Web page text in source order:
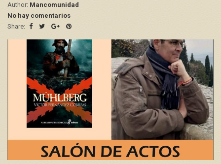
Author: Mancomunidad
No hay comentarios
Share: